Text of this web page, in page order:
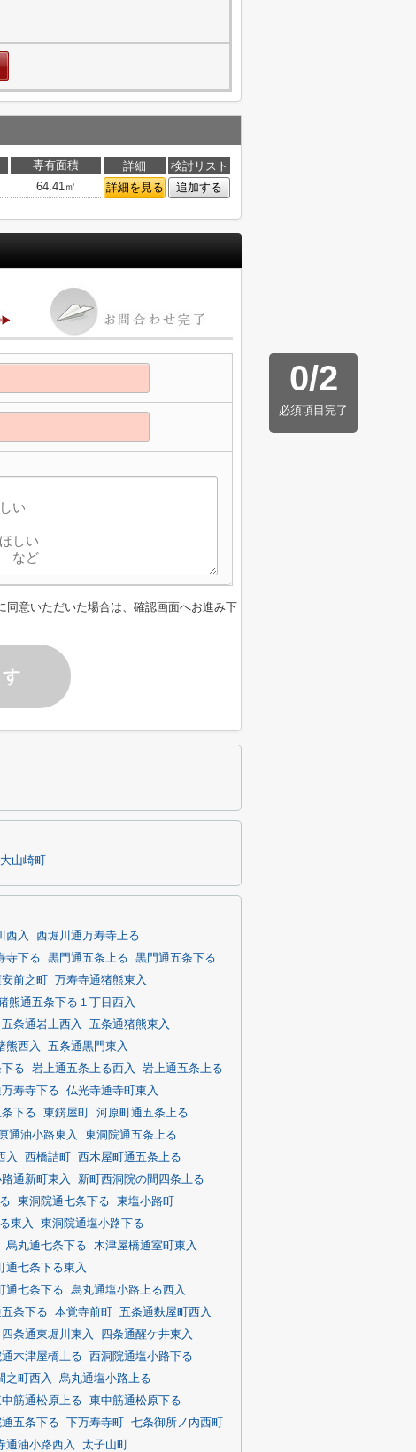
専有面積 詳細
検討リスト
64.41㎡ 詳細を見る 追加する
0/2
必須項目完了
同意いただいた場合は、確認画面へお進み下
山崎町
西入
西堀川通万寿寺上る
寺下る 黒門通五条上る
黒門通五条下る
安前之町
万寿寺通猪熊東入
熊通五条下る１丁目西入
五条通岩上西入
五条通猪熊東入
熊西入
五条通黒門東入
る 岩上通五条上る西入
岩上通五条上る
寿寺下る
仏光寺通寺町東入
下る 東錺屋町
河原町通五条上る
通油小路東入
東洞院通五条上る
入 西橋詰町
西木屋町通五条上る
通新町東入
新町西洞院の間四条上る
東洞院通七条下る
東塩小路町
東入
東洞院通塩小路下る
烏丸通七条下る
木津屋橋通室町東入
通七条下る東入
通七条下る
烏丸通塩小路上る西入
条下る 本覚寺前町
五条通麩屋町西入
四条通東堀川東入
四条通醒ケ井東入
木津屋橋上る
西洞院通塩小路下る
之町西入
烏丸通塩小路上る
筋通松原上る
東中筋通松原下る
五条下る 下万寿寺町
七条御所ノ内西町
通油小路西入 太子山町